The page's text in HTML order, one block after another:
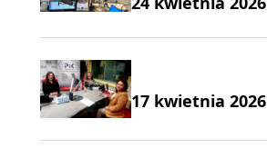
17 kwietnia 2026